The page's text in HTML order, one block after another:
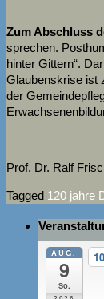
Zum Abschluss
sprechen.
hinter Gittern“.
Glaubenskrise ist
der
Prof. Dr. Ralf
Tagged 120 jahre
AUG.
9
So.